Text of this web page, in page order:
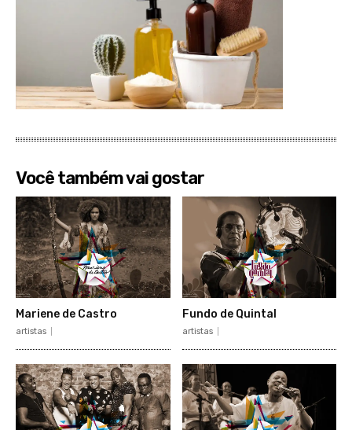
Você também vai gostar
Mariene de Castro
artistas
Fundo de Quintal
artistas